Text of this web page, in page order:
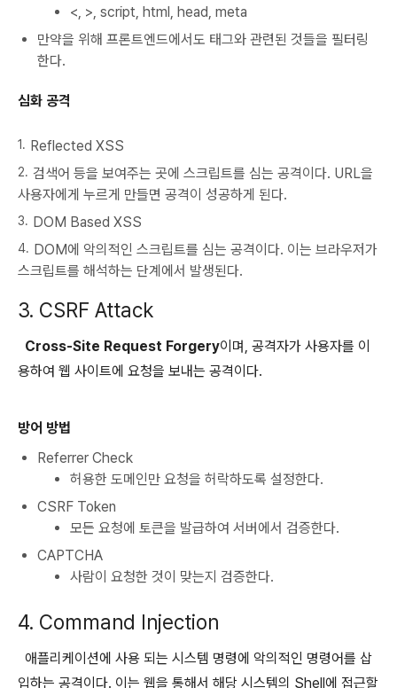
<, >, script, html, head, meta
만약을 위해 프론트엔드에서도 태그와 관련된 것들을 필터링
한다.
심화 공격
Reflected XSS
검색어 등을 보여주는 곳에 스크립트를 심는 공격이다. URL을
사용자에게 누르게 만들면 공격이 성공하게 된다.
DOM Based XSS
DOM에 악의적인 스크립트를 심는 공격이다. 이는 브라우저가
스크립트를 해석하는 단계에서 발생된다.
3. CSRF Attack
Cross-Site Request Forgery이며, 공격자가 사용자를 이
용하여 웹 사이트에 요청을 보내는 공격이다.
방어 방법
Referrer Check
허용한 도메인만 요청을 허락하도록 설정한다.
CSRF Token
모든 요청에 토큰을 발급하여 서버에서 검증한다.
CAPTCHA
사람이 요청한 것이 맞는지 검증한다.
4. Command Injection
애플리케이션에 사용 되는 시스템 명령에 악의적인 명령어를 삽
입하는 공격이다. 이는 웹을 통해서 해당 시스템의 Shell에 접근할